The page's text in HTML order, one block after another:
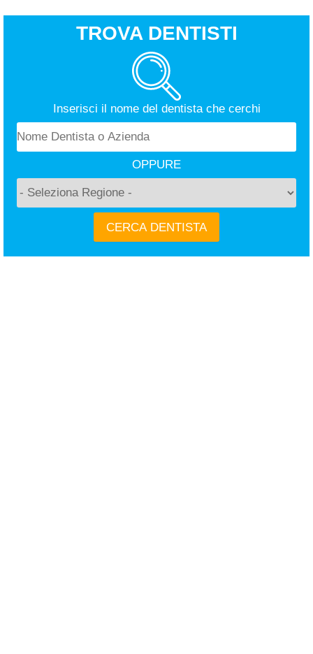
TROVA DENTISTI
Inserisci il nome del dentista che cerchi
OPPURE